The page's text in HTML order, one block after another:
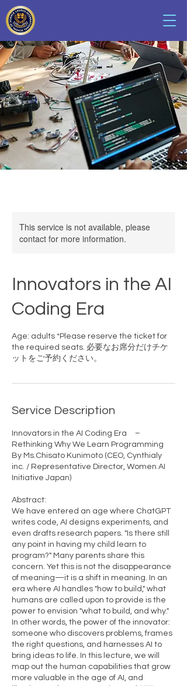
This service is not available, please
contact for more information.
Innovators in the AI
Coding Era
Age: adults *Please reserve the ticket for
the required seats. 必要なお席分だけチケ
ットをご予約ください。
Service Description
Innovators in the AI Coding Era –
Rethinking Why We Learn Programming
By Ms.Chisato Kunimoto (CEO, Cynthialy
inc. / Representative Director, Women AI
Initiative Japan)
Abstract:
We have entered an age where ChatGPT
writes code, AI designs experiments, and
even drafts research papers. "Is there still
any point in having my child learn to
program?" Many parents share this
concern. Yet this is not the disappearance
of meaning—it is a shift in meaning. In an
era where AI handles "how to build," what
humans are called upon to provide is the
power to envision "what to build, and why."
In other words, the power of the innovator:
someone who discovers problems, frames
the right questions, and harnesses AI to
bring ideas to life. In this lecture, we will
map out the human capabilities that grow
more valuable in the age of AI, and